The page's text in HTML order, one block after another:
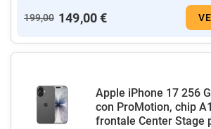
199,00 149,00 €
Apple iPhone 17 256
con ProMotion, chip
frontale Center Stage